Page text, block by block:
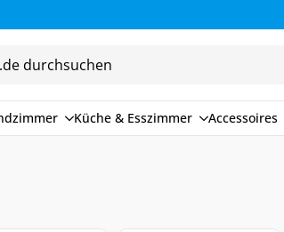
Küche & Esszimmer Accessoires